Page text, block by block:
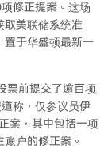
构法案文本。
、保护消费者并
稳定币收益条
付类存款的奖
界对此不满，美
，防止加密平台
行保密法》监管
修正提案。这场
取美联储系统准
置于华盛顿最新一
票前提交了逾百项
称，仅参议员伊
案，其中包括一项
户的修正案。